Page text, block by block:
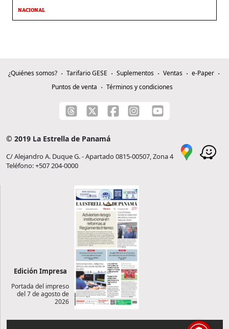
NACIONAL
¿Quiénes somos? Tarifario GESE Suplementos Ventas
e-Paper
Puntos de venta
Términos y condiciones
© 2019 La Estrella de Panamá
C/ Alejandro A. Duque G. - Apartado 0815-00507, Zona 4
Teléfono: +507 204-0000
Edición Impresa
Portada del impreso
del 7 de agosto de
2026